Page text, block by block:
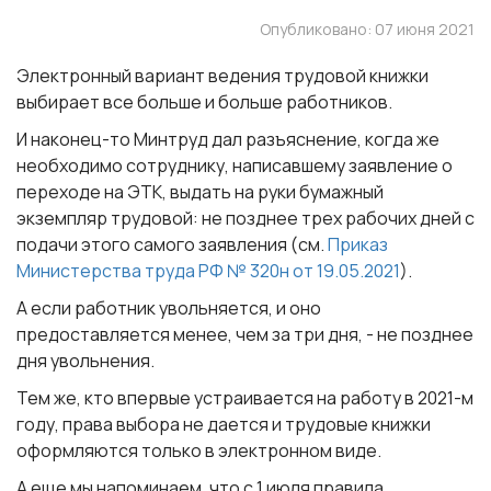
Опубликовано: 07 июня 2021
Электронный вариант ведения трудовой книжки
выбирает все больше и больше работников.
И наконец-то Минтруд дал разъяснение, когда же
необходимо сотруднику, написавшему заявление о
переходе на ЭТК, выдать на руки бумажный
экземпляр трудовой: не позднее трех рабочих дней с
подачи этого самого заявления (см.Приказ
Министерства труда РФ № 320н от 19.05.2021).
А если работник увольняется, и оно
предоставляется менее, чем за три дня, - не позднее
дня увольнения.
Тем же, кто впервые устраивается на работу в 2021-м
году, права выбора не дается и трудовые книжки
оформляются только в электронном виде.